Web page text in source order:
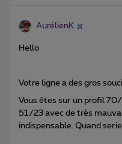
AurélienK
Hello
Votre ligne a des gros
Vous êtes sur un profil
51/23 avec de très
indispensable. Quand